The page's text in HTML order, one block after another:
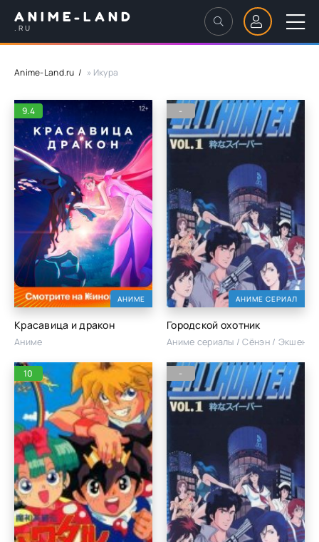
ANIME-LAND
.RU
Anime-Land.ru » Икура
АНИМЕ
9.4
Красавица и дракон
Аниме
АНИМЕ СЕРИАЛ
-
Городской охотник
Аниме сериалы / Сёнэн / Экшен
10 -